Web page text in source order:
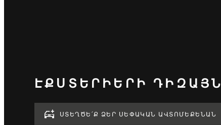
ԷՔՍՏԵՐԻԵՐԻ ԴԻԶԱՅՆ
ՍՏԵՂԾԵ՛Ք ՁԵՐ ՍԵՓԱԿԱՆ ԱՎՏՈՄԵՔԵՆԱՆ